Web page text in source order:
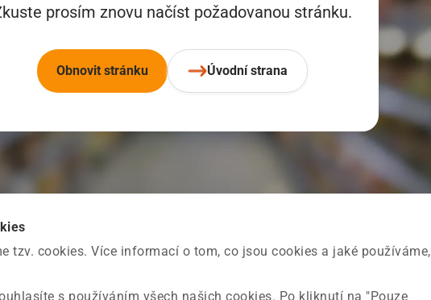
tzv. cookies. Více informací o tom, co jsou cookies a jaké používáme,
s používáním všech našich cookies. Po kliknutí na "Pouze
prosím znovu načíst požadovanou stránku.
Obnovit stránku Úvodní strana